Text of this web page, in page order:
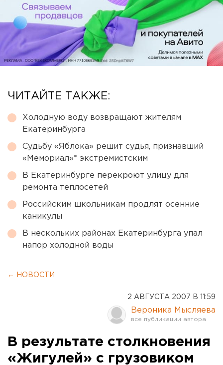
ЧИТАЙТЕ ТАКЖЕ:
Холодную воду возвращают жителям
Екатеринбурга
Судьбу «Яблока» решит судья, признавший
«Мемориал»* экстремистским
В Екатеринбурге перекроют улицу для
ремонта теплосетей
Российским школьникам продлят осенние
каникулы
В нескольких районах Екатеринбурга упал
напор холодной воды
← НОВОСТИ
2 АВГУСТА 2007 В 11:59
Вероника Мысляева
В результате столкновения
«Жигулей» с грузовиком